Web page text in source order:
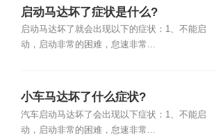
启动马达坏了症状是什么?
启动马达坏了就会出现以下的症状：1、不能启
动，启动非常的困难，怠速非常...
小车马达坏了什么症状?
汽车启动马达坏了会出现以下症状：1、不能启
动，启动非常的困难，怠速非常...